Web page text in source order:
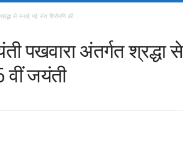
से मनाई गई संत शिरोमणि की...
पखवारा अंतर्गत श्रद्धा
वीं जयंती